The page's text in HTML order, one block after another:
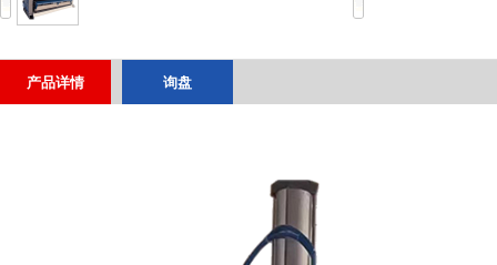
产品详情 询盘